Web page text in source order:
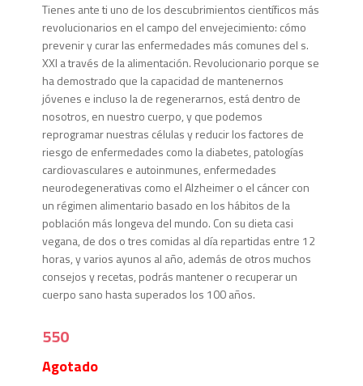
Tienes ante ti uno de los descubrimientos científicos más
revolucionarios en el campo del envejecimiento: cómo
prevenir y curar las enfermedades más comunes del s.
XXI a través de la alimentación. Revolucionario porque se
ha demostrado que la capacidad de mantenernos
jóvenes e incluso la de regenerarnos, está dentro de
nosotros, en nuestro cuerpo, y que podemos
reprogramar nuestras células y reducir los factores de
riesgo de enfermedades como la diabetes, patologías
cardiovasculares e autoinmunes, enfermedades
neurodegenerativas como el Alzheimer o el cáncer con
un régimen alimentario basado en los hábitos de la
población más longeva del mundo. Con su dieta casi
vegana, de dos o tres comidas al día repartidas entre 12
horas, y varios ayunos al año, además de otros muchos
consejos y recetas, podrás mantener o recuperar un
cuerpo sano hasta superados los 100 años.
550
Agotado